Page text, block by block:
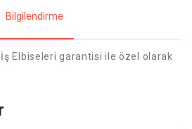
Bilgilendirme
Elbiseleri garantisi ile özel olarak